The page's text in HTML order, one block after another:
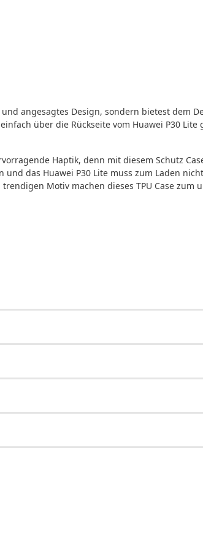
angesagtes Design, sondern bietest dem
über die Rückseite vom Huawei P30
Haptik, denn mit diesem Schutz
das Huawei P30 Lite muss zum Laden
Motiv machen dieses TPU Case zum